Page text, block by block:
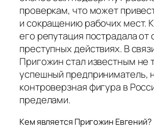
проверкам, что может
и сокращению рабочих мест.
его репутация пострадала от
преступных действиях. В
Пригожин стал известным не
успешный предприниматель,
контроверзная фигура в
пределами.
Кем является Пригожин Евгений?